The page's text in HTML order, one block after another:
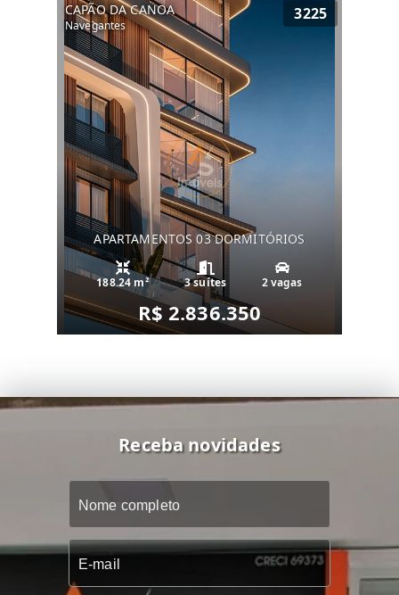
CAPÃO DA CANOA
Navegantes
3225
APARTAMENTOS 03 DORMITÓRIOS
188.24 m² 3 suítes 2 vagas
R$ 2.836.350
Receba novidades